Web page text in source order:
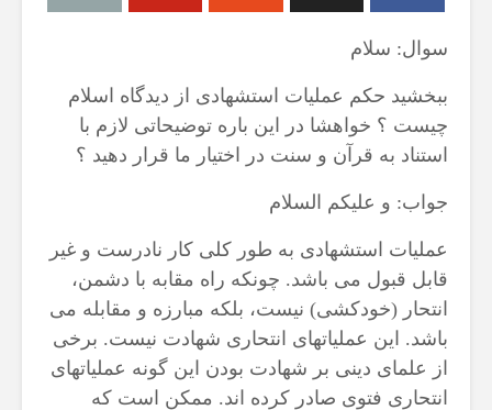
سوال: سلام
ببخشید حکم عملیات استشهادی از دیدگاه اسلام
چیست ؟ خواهشا در این باره توضیحاتی لازم با
استناد به قرآن و سنت در اختیار ما قرار دهید ؟
جواب: و علیکم السلام
عملیات استشهادی به طور کلی کار نادرست و غیر
قابل قبول می باشد. چونکه راه مقابه با دشمن،
انتحار (خودکشی) نیست، بلکه مبارزه و مقابله می
باشد. این عملیاتهای انتحاری شهادت نیست. برخی
از علمای دینی بر شهادت بودن این گونه عملیاتهای
انتحاری فتوی صادر کرده اند. ممکن است که
مقصود از «کتاب مکنون»
در آیه ۷۸ سوره واقعه
17 جولای 2026
18 نمایش ها
آیا سوراخ کردن کشتی،
کشتن آن نوجوان و ساختن
دیوار، ارتباطی با علم غیبِ
آینده داشت؟
8 جولای 2026
23 نمایش ها
منظور از «وَفق» و حکم
ساختن یا درخواست آن
حكم تلاوت
اذکار قران
9 نمایش ها
اهمیت
اسلام